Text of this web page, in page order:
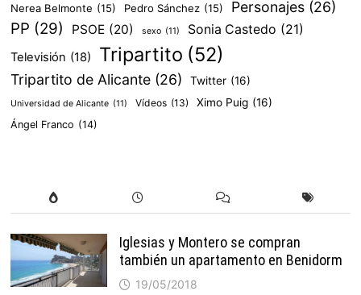
Nerea Belmonte (15) Pedro Sánchez (15) Personajes (26)
PP (29) PSOE (20) sexo (11) Sonia Castedo (21)
Televisión (18) Tripartito (52)
Tripartito de Alicante (26) Twitter (16)
Universidad de Alicante (11) Vídeos (13) Ximo Puig (16)
Ángel Franco (14)
Iglesias y Montero se compran
también un apartamento en Benidorm
19/05/2018